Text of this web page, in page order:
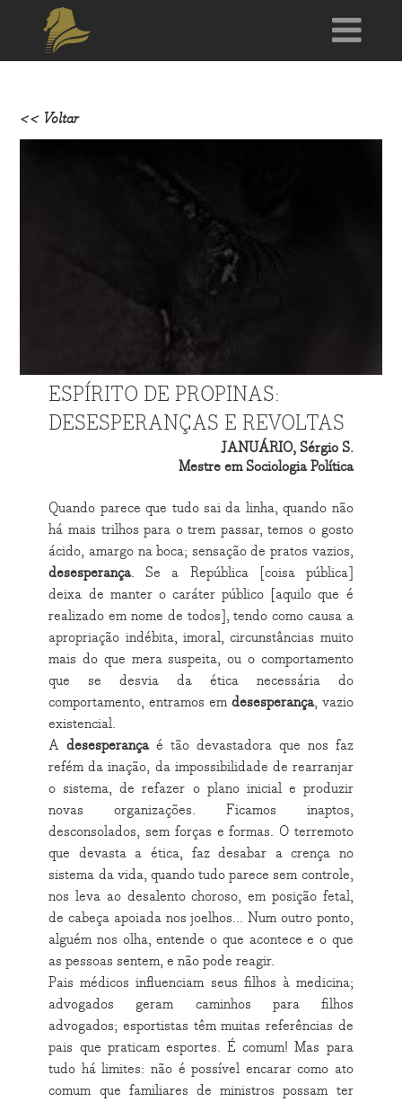
<< Voltar
ESPÍRITO DE PROPINAS:
DESESPERANÇAS E REVOLTAS
JANUÁRIO, Sérgio S.
Mestre em Sociologia Política
Quando parece que tudo sai da linha, quando não
há mais trilhos para o trem passar, temos o gosto
ácido, amargo na boca; sensação de pratos vazios,
desesperança. Se a República [coisa pública]
deixa de manter o caráter público [aquilo que é
realizado em nome de todos], tendo como causa a
apropriação indébita, imoral, circunstâncias muito
mais do que mera suspeita, ou o comportamento
que se desvia da ética necessária do
comportamento, entramos em desesperança, vazio
existencial.
Adesesperançaé tão devastadora que nos faz
refém da inação, da impossibilidade de rearranjar
o sistema, de refazer o plano inicial e produzir
novas organizações. Ficamos inaptos,
desconsolados, sem forças e formas. O terremoto
que devasta a ética, faz desabar a crença no
sistema da vida, quando tudo parece sem controle,
nos leva ao desalento choroso, em posição fetal,
de cabeça apoiada nos joelhos... Num outro ponto,
alguém nos olha, entende o que acontece e o que
as pessoas sentem, e não pode reagir.
Pais médicos influenciam seus filhos à medicina;
advogados geram caminhos para filhos
advogados; esportistas têm muitas referências de
pais que praticam esportes. É comum! Mas para
tudo há limites: não é possível encarar como ato
comum que familiares de ministros possam ter